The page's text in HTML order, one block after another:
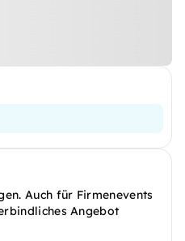
Auch für Firmenevents
Angebot